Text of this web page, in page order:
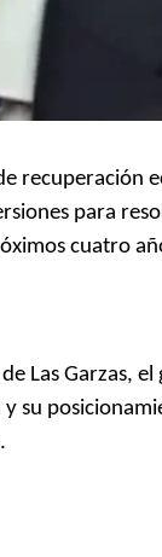
recuperación
para
cuatro
Las Garzas,
y su